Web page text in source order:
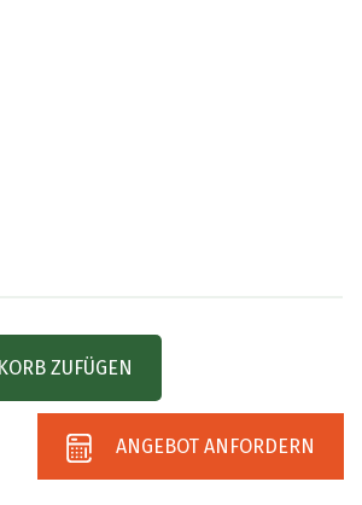
ZUFÜGEN
ANGEBOT ANFORDERN